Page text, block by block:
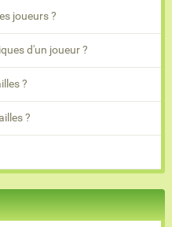
joueurs ?
d'un joueur ?
?
?